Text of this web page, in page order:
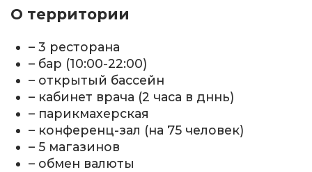
О территории
– 3 ресторана
– бар (10:00-22:00)
– открытый бассейн
– кабинет врача (2 часа в дннь)
– парикмахерская
– конференц-зал (на 75 человек)
– 5 магазинов
– обмен валюты